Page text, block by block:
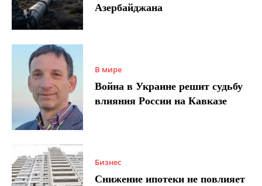
Азербайджана
В мире
Война в Украине решит судьбу
влияния России на Кавказе
Бизнес
Снижение ипотеки не повлияет